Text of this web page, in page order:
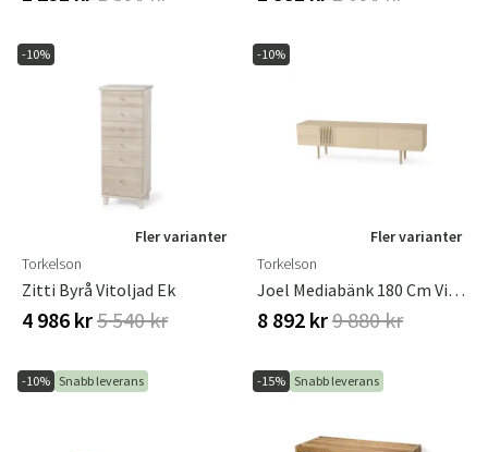
-10%
Fler varianter
Torkelson
Zitti Byrå Vitoljad Ek
4 986 kr5 540 kr
-10%
Fler varianter
Torkelson
Joel Mediabänk 180 Cm Vitoljad Ek
8 892 kr9 880 kr
-10% Snabb leverans -15% Snabb leverans